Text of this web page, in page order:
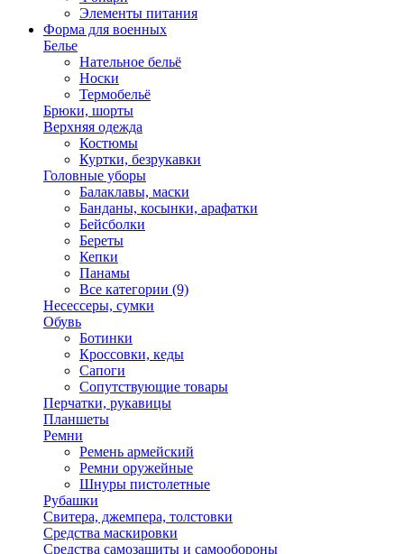
Элементы питания
Форма для военных
Белье
Нательное бельё
Носки
Термобельё
Брюки, шорты
Верхняя одежда
Костюмы
Куртки, безрукавки
Головные уборы
Балаклавы, маски
Банданы, косынки, арафатки
Бейсболки
Береты
Кепки
Панамы
Все категории (9)
Несессеры, сумки
Обувь
Ботинки
Кроссовки, кеды
Сапоги
Сопутствующие товары
Перчатки, рукавицы
Планшеты
Ремни
Ремень армейский
Ремни оружейные
Шнуры пистолетные
Рубашки
Свитера, джемпера, толстовки
Средства маскировки
Средства самозащиты и самообороны